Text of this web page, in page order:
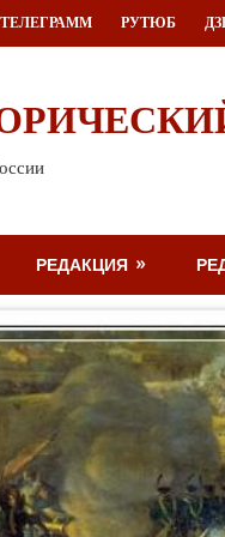
ТЕЛЕГРАММ РУТЮБ
РЕДАКЦИЯ